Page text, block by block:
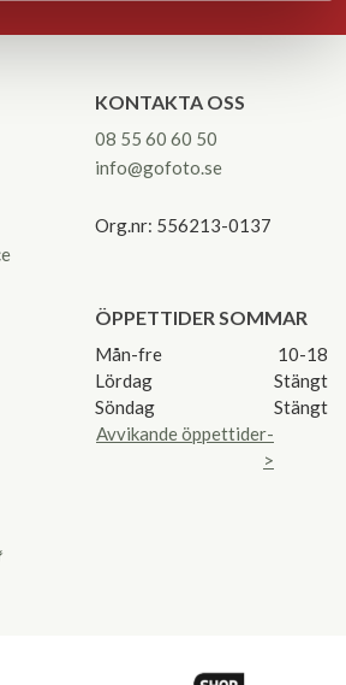
KONTAKTA OSS
08 55 60 60 50
info@gofoto.se
Org.nr: 556213-0137
ÖPPETTIDER SOMMAR
Mån-fre
10-18
Lördag
Stängt
Söndag
Stängt
Avvikande öppettider-
>